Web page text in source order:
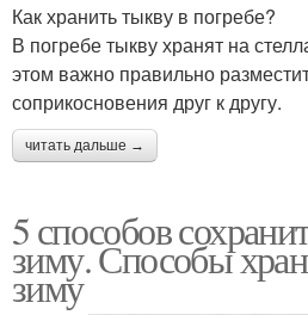
Как хранить тыкву в погребе?
В погребе тыкву хранят на
этом важно правильно
соприкосновения друг к другу.
читать дальше →
5 способов
зиму. Способы
зиму